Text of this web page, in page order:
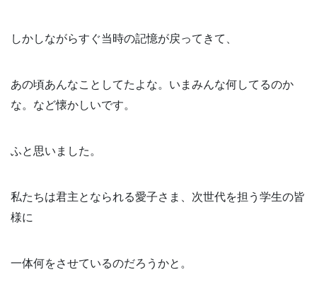
しかしながらすぐ当時の記憶が戻ってきて、
あの頃あんなことしてたよな。いまみんな何してるのか
な。など懐かしいです。
ふと思いました。
私たちは君主となられる愛子さま、次世代を担う学生の皆
様に
一体何をさせているのだろうかと。